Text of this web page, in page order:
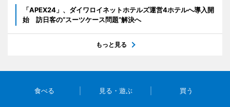
「APEX24」、ダイワロイネットホテルズ運営4ホテルへ導入開
始 訪日客の“スーツケース問題”解決へ
もっと見る
食べる 見る・遊ぶ 買う